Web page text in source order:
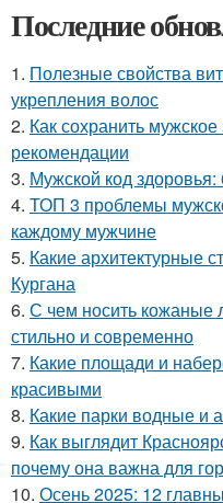
Последние
1. Полезные свойства
укрепления волос
2. Как сохранить
рекомендации
3. Мужской код
4. ТОП 3 проблемы
каждому мужчине
5. Какие архитектурные
Кургана
6. С чем носить кожаные
стильно и современно
7. Какие площади и
красивыми
8. Какие парки водные и
9. Как выглядит
почему она важна для
10. Осень 2025: 12